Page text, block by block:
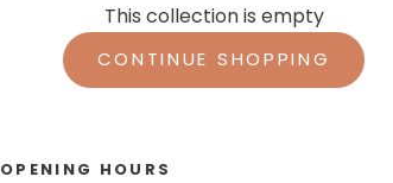
This collection is empty
CONTINUE SHOPPING
OPENING HOURS